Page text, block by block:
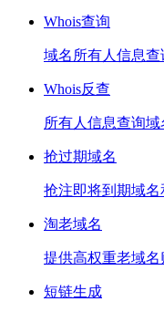
Whois查询
域名所有人信息查
Whois反查
所有人信息查询
抢过期域名
抢注即将到期域名
淘老域名
提供高权重老域名
短链生成